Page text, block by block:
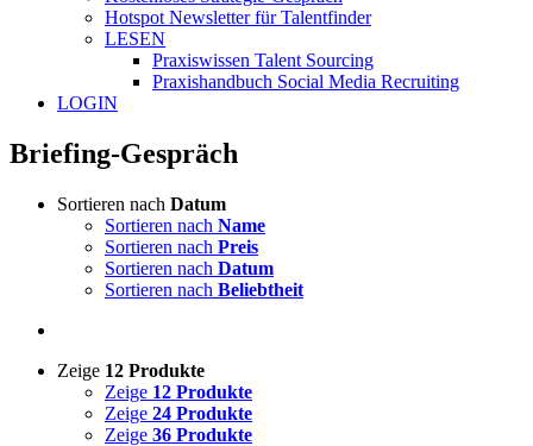
Hotspot Newsletter für Talentfinder
LESEN
Praxiswissen Talent Sourcing
Praxishandbuch Social Media Recruiting
LOGIN
Briefing-Gespräch
Sortieren nach Datum
Sortieren nach Name
Sortieren nach Preis
Sortieren nach Datum
Sortieren nach Beliebtheit
Zeige 12 Produkte
Zeige 12 Produkte
Zeige 24 Produkte
Zeige 36 Produkte